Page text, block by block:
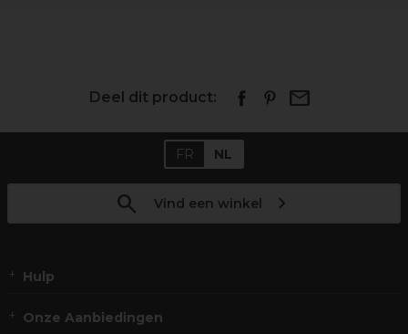
Deel dit product:
FR NL
Vind een winkel
Hulp
Onze Aanbiedingen